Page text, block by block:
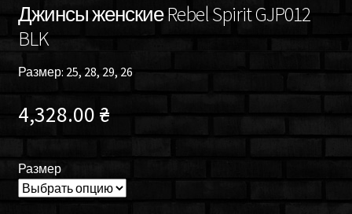
Джинсы женские Rebel Spirit GJP012
BLK
Размер: 25, 28, 29, 26
4,328.00 ₴
Размер